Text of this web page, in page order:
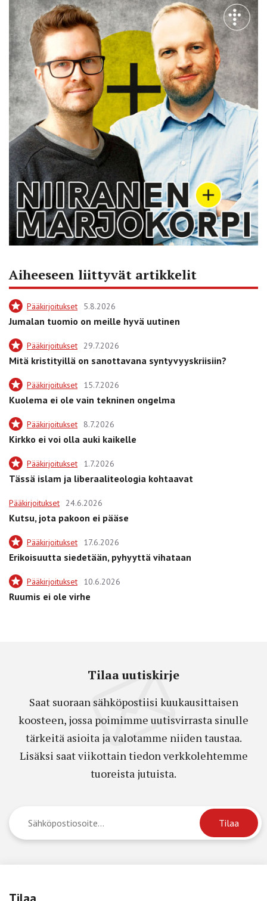
Aiheeseen liittyvät artikkelit
Pääkirjoitukset 5.8.2026
Jumalan tuomio on meille hyvä uutinen
Pääkirjoitukset 29.7.2026
Mitä kristityillä on sanottavana syntyvyyskriisiin?
Pääkirjoitukset 15.7.2026
Kuolema ei ole vain tekninen ongelma
Pääkirjoitukset 8.7.2026
Kirkko ei voi olla auki kaikelle
Pääkirjoitukset 1.7.2026
Tässä islam ja liberaaliteologia kohtaavat
Pääkirjoitukset 24.6.2026
Kutsu, jota pakoon ei pääse
Pääkirjoitukset 17.6.2026
Erikoisuutta siedetään, pyhyyttä vihataan
Pääkirjoitukset 10.6.2026
Ruumis ei ole virhe
Tilaa uutiskirje
Saat suoraan sähköpostiisi kuukausittaisen
koosteen, jossa poimimme uutisvirrasta sinulle
tärkeitä asioita ja valotamme niiden taustaa.
Lisäksi saat viikottain tiedon verkkolehtemme
tuoreista jutuista.